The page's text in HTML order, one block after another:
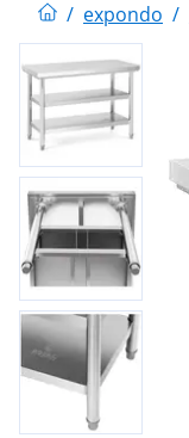
/ expondo /